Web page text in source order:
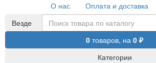
О нас
Оплата и доставка
Везде
0 товаров, на 0 ₽
Категории